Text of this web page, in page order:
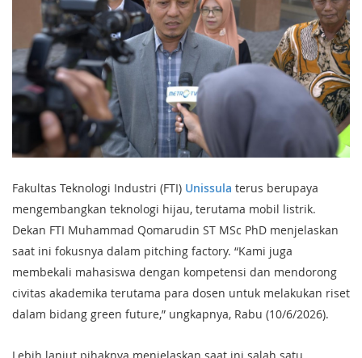
Fakultas Teknologi Industri (FTI) Unissula terus berupaya
mengembangkan teknologi hijau, terutama mobil listrik.
Dekan FTI Muhammad Qomarudin ST MSc PhD menjelaskan
saat ini fokusnya dalam pitching factory. “Kami juga
membekali mahasiswa dengan kompetensi dan mendorong
civitas akademika terutama para dosen untuk melakukan riset
dalam bidang green future,” ungkapnya, Rabu (10/6/2026).